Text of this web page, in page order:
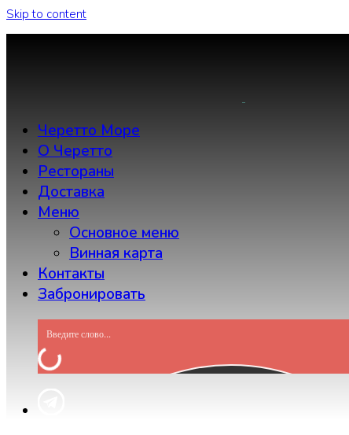
Skip to content
Черетто Море
О Черетто
Рестораны
Доставка
Меню
Основное меню
Винная карта
Контакты
Забронировать